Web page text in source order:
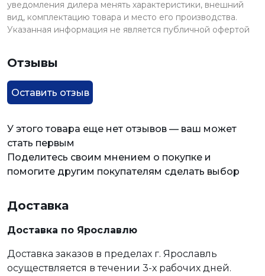
уведомления дилера менять характеристики, внешний
вид, комплектацию товара и место его производства.
Указанная информация не является публичной офертой
Отзывы
Оставить отзыв
У этого товара еще нет отзывов — ваш может
стать первым
Поделитесь своим мнением о покупке и
помогите другим покупателям сделать выбор
Доставка
Доставка по Ярославлю
Доставка заказов в пределах г. Ярославль
осуществляется в течении 3-х рабочих дней.